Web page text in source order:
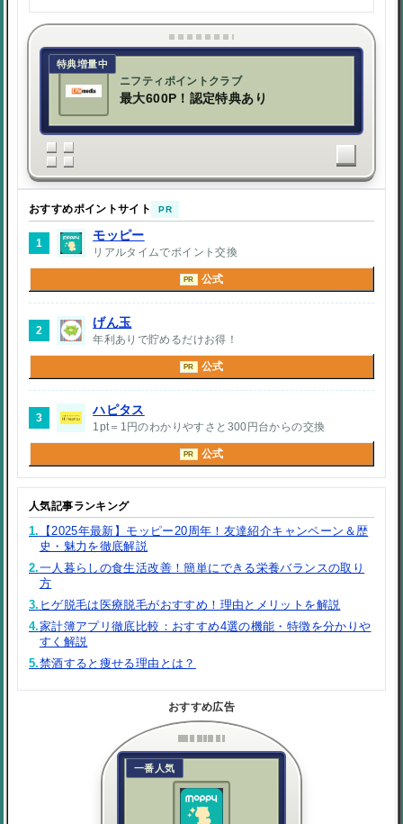
特典増量中
ニフティポイントクラブ
最大600P！認定特典あり
おすすめポイントサイト PR
1
モッピー
リアルタイムでポイント交換
PR 公式
2
げん玉
年利ありで貯めるだけお得！
PR 公式
3
ハピタス
1pt＝1円のわかりやすさと300円台からの交換
PR 公式
人気記事ランキング
1.
【2025年最新】モッピー20周年！友達紹介キャンペーン＆歴
史・魅力を徹底解説
2.一人暮らしの食生活改善！簡単にできる栄養バランスの取り
方
3. ヒゲ脱毛は医療脱毛がおすすめ！理由とメリットを解説
4.家計簿アプリ徹底比較：おすすめ4選の機能・特徴を分かりや
すく解説
5.禁酒すると痩せる理由とは？
おすすめ広告
一番人気